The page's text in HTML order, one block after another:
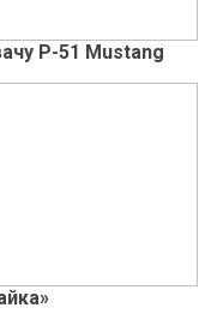
Р-51 Mustang